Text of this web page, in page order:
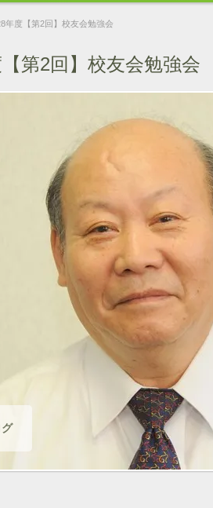
年度【第2回】校友会勉強会
第2回】校友会勉強会